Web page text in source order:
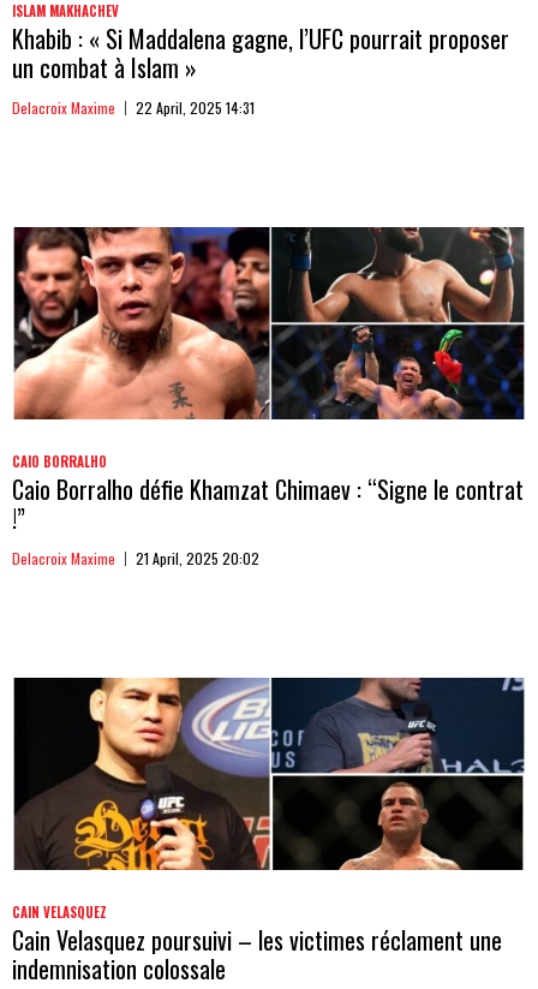
ISLAM MAKHACHEV
Khabib : « Si Maddalena gagne, l’UFC pourrait proposer
un combat à Islam »
Delacroix Maxime 22 April, 2025 14:31
CAIO BORRALHO
Caio Borralho défie Khamzat Chimaev : “Signe le contrat
!”
Delacroix Maxime 21 April, 2025 20:02
CAIN VELASQUEZ
Cain Velasquez poursuivi – les victimes réclament une
indemnisation colossale